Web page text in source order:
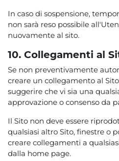
In caso di sospensione,
non sarà reso possibile
nuovamente al sito.
10. Collegamenti al
Se non preventivamente
creare un collegamento al
suggerire che vi sia una
approvazione o consenso da
Il Sito non deve essere
qualsiasi altro Sito, finestre o
creare collegamenti a
dalla home page.